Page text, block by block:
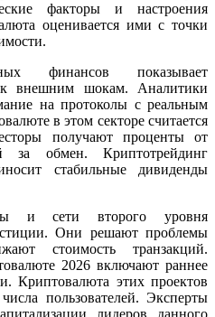
факторы и настроения
оценивается ими с точки
финансов показывает
к внешним шокам. Аналитики
на протоколы с реальным
в этом секторе считается
получают проценты от
за обмен. Криптотрейдинг
стабильные дивиденды
и сети второго уровня
Они решают проблемы
стоимость транзакций.
2026 включают раннее
Криптовалюта этих проектов
пользователей. Эксперты
лидеров данного